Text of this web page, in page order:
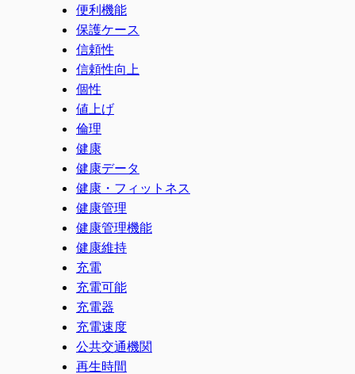
便利機能
保護ケース
信頼性
信頼性向上
個性
値上げ
倫理
健康
健康データ
健康・フィットネス
健康管理
健康管理機能
健康維持
充電
充電可能
充電器
充電速度
公共交通機関
再生時間